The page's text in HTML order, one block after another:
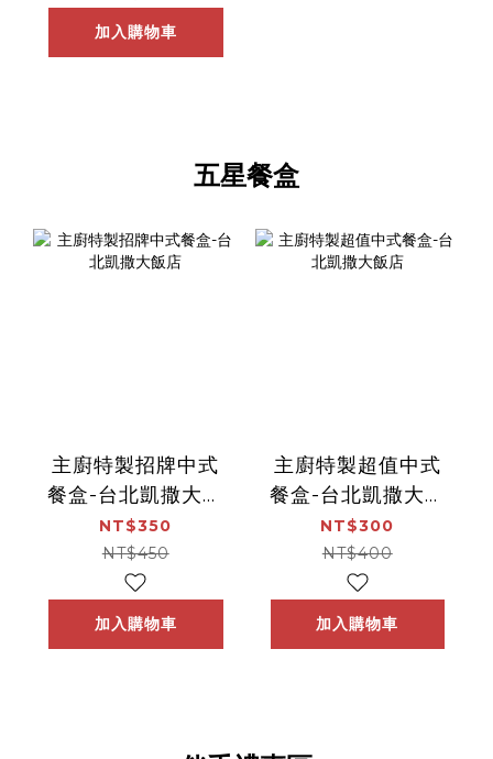
加入購物車
五星餐盒
主廚特製招牌中式
餐盒-台北凱撒大飯
店
NT$350
NT$450
加入購物車
主廚特製超值中式
餐盒-台北凱撒大飯
店
NT$300
NT$400
加入購物車